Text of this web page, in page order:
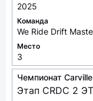
2025
Команда
We Ride Drift
Место
3
Чемпионат
Этап CRDC 2